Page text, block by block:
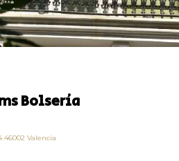
Bolsería
46002 Valencia